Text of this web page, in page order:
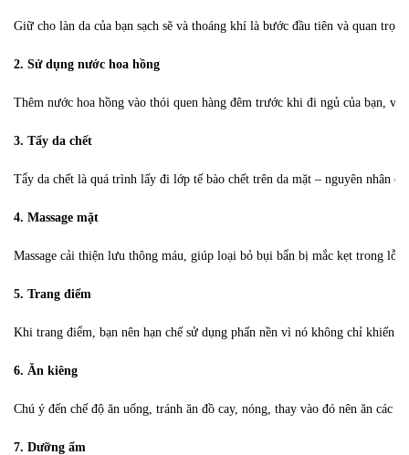
Giữ cho làn da của bạn sạch sẽ và thoáng khí là bước đầu tiên và quan
2. Sử dụng nước hoa hồng
Thêm nước hoa hồng vào thói quen hàng đêm trước khi đi ngủ của bạn,
3. Tẩy da chết
Tẩy da chết là quá trình lấy đi lớp tế bào chết trên da mặt – nguyên nhân
4. Massage mặt
5. Trang điểm
Khi trang điểm, bạn nên hạn chế sử dụng phấn nền vì nó không chỉ khiến
6. Ăn kiêng
Chú ý đến chế độ ăn uống, tránh ăn đồ cay, nóng, thay vào đó nên ăn
7. Dưỡng ẩm